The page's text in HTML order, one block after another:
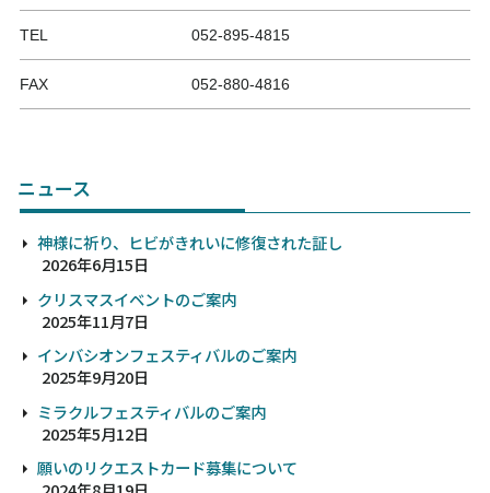
TEL 052-895-4815
FAX 052-880-4816
ニュース
神様に祈り、ヒビがきれいに修復された証し
2026年6月15日
クリスマスイベントのご案内
2025年11月7日
インバシオンフェスティバルのご案内
2025年9月20日
ミラクルフェスティバルのご案内
2025年5月12日
願いのリクエストカード募集について